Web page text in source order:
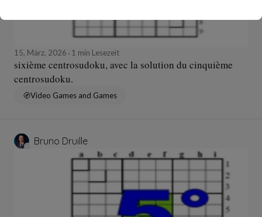
15, März, 2026 1 min Lesezeit
sixième centrosudoku, avec la solution du cinquième
centrosudoku.
Video Games and Games
Bruno Druille